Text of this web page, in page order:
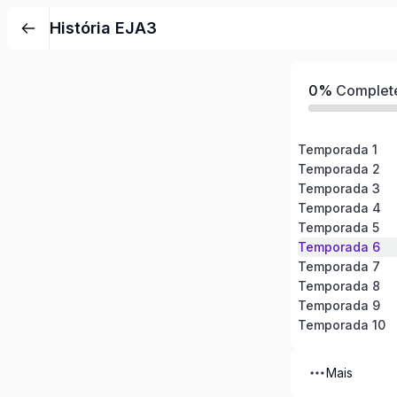
para
História EJA3
0%
Temporada 1
Temporada 2
Temporada 3
Temporada 4
Temporada 5
Temporada 6
Temporada 7
Temporada 8
Temporada 9
Temporada 10
Mais